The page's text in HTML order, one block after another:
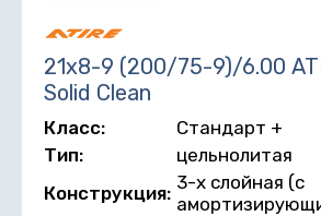
21х8-9 (200/75-9)/6.00
Solid Clean
Класс:
Стандарт +
Тип:
цельнолитая
Конструкция: 3-х слойная (с